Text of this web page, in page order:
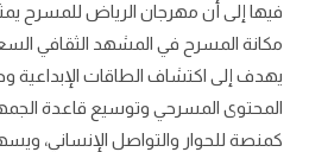
فيها إلى أن مهرجان الرياض للمسرح
مكانة المسرح في المشهد الثقافي
يهدف إلى اكتشاف الطاقات الإبداعية
المحتوى المسرحي وتوسيع قاعدة
كمنصة للحوار والتواصل الإنساني،